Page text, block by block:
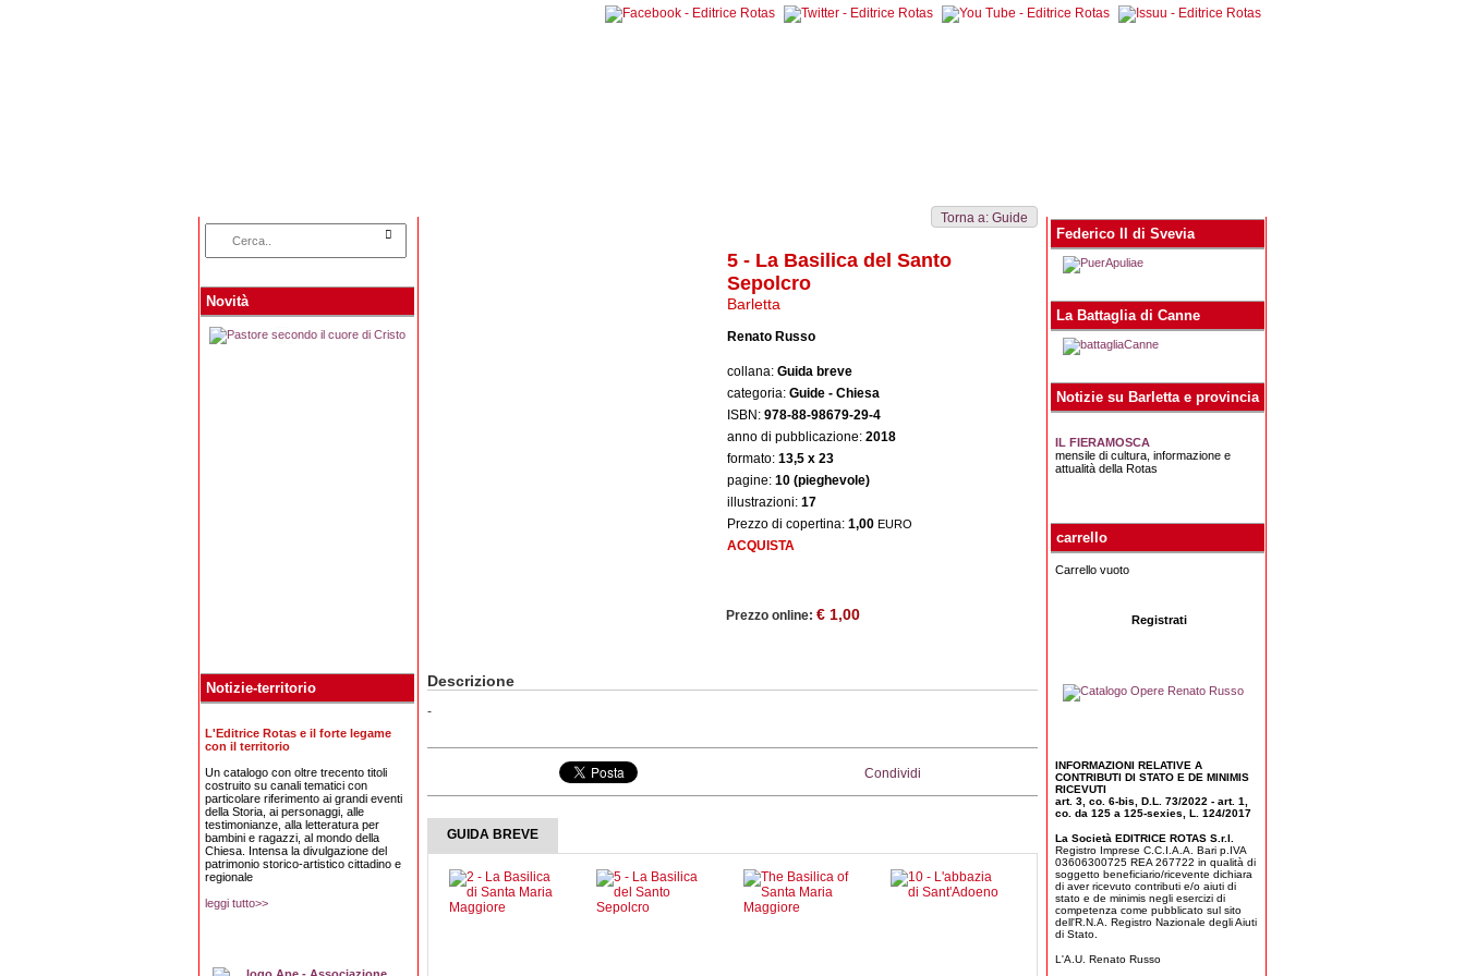
Novità
Notizie-territorio
L'Editrice Rotas e il forte legame
con il territorio
Un catalogo con oltre trecento titoli
costruito su canali tematici con
particolare riferimento ai grandi eventi
della Storia, ai personaggi, alle
testimonianze, alla letteratura per
bambini e ragazzi, al mondo della
Chiesa. Intensa la divulgazione del
patrimonio storico-artistico cittadino e
regionale
leggi tutto>>
Torna a: Guide
5 - La Basilica del Santo
Sepolcro
Barletta
Renato Russo
collana: Guida breve
categoria: Guide - Chiesa
ISBN: 978-88-98679-29-4
anno di pubblicazione: 2018
formato: 13,5 x 23
pagine: 10 (pieghevole)
illustrazioni: 17
Prezzo di copertina: 1,00 EURO
ACQUISTA
Prezzo online: € 1,00
Descrizione
-
Condividi
GUIDA BREVE
Federico II di Svevia
La Battaglia di Canne
Notizie su Barletta e provincia
IL FIERAMOSCA
mensile di cultura, informazione e
attualità della Rotas
carrello
Carrello vuoto
Registrati
INFORMAZIONI RELATIVE A
CONTRIBUTI DI STATO E DE MINIMIS
RICEVUTI
art. 3, co. 6-bis, D.L. 73/2022 - art. 1,
co. da 125 a 125-sexies, L. 124/2017
La Società EDITRICE ROTAS S.r.l.
Registro Imprese C.C.I.A.A. Bari p.IVA
03606300725 REA 267722 in qualità di
soggetto beneficiario/ricevente dichiara
di aver ricevuto contributi e/o aiuti di
stato e de minimis negli esercizi di
competenza come pubblicato sul sito
dell'R.N.A. Registro Nazionale degli Aiuti
di Stato.
L'A.U. Renato Russo